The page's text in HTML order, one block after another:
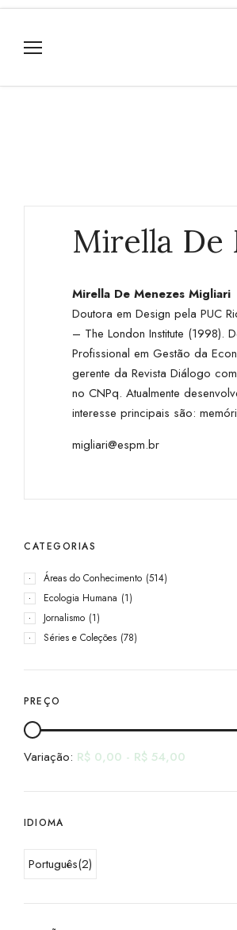
Mirella De
Mirella De Menezes Migliari
Doutora em Design pela PUC
– The London Institute (1998).
Profissional em Gestão da
gerente da Revista Diálogo
no CNPq. Atualmente
interesse principais são:
migliari@espm.br
CATEGORIAS
Áreas do Conhecimento (514)
Ecologia Humana (1)
Jornalismo (1)
Séries e Coleções (78)
PREÇO
Variação: R$ 0,00 - R$ 54,00
IDIOMA
Português(2)